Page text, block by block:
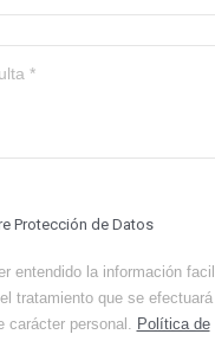
Protección de Datos
entendido la información
tratamiento que se efectuará
carácter personal. Política de